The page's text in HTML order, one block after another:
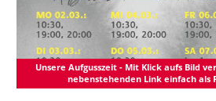
Unsere Aufgusszeit - Mit Klick aufs Bild
nebenstehenden Link einfach als